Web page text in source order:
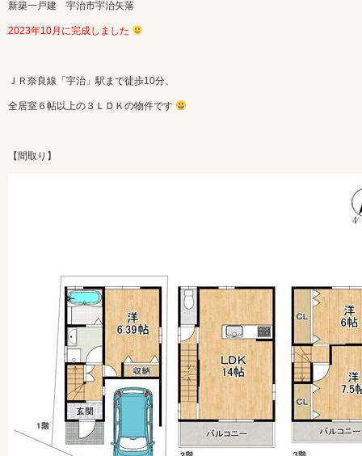
新築一戸建 宇治市宇治矢落
2023年10月に完成しました
ＪＲ奈良線「宇治」駅まで徒歩10分、
全居室６帖以上の３ＬＤＫの物件です
【間取り】